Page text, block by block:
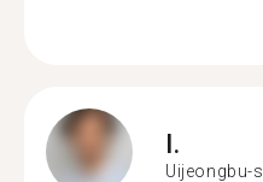
I.
Uijeongbu-